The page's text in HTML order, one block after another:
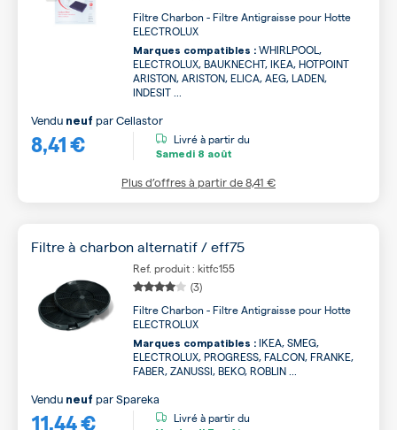
Filtre Charbon - Filtre Antigraisse pour Hotte
ELECTROLUX
Marques compatibles : WHIRLPOOL,
ELECTROLUX, BAUKNECHT, IKEA, HOTPOINT
ARISTON, ARISTON, ELICA, AEG, LADEN,
INDESIT ...
8,41 €
Vendu neuf parCellastor
Livré à partir du
Samedi 8 août
Plus d’offres à partir de8,41 €
Filtre à charbon alternatif / eff75
Ref. produit : kitfc155
(3)
Filtre Charbon - Filtre Antigraisse pour Hotte
ELECTROLUX
Marques compatibles : IKEA, SMEG,
ELECTROLUX, PROGRESS, FALCON, FRANKE,
FABER, ZANUSSI, BEKO, ROBLIN ...
11,44 €
Vendu neuf parSpareka
Livré à partir du